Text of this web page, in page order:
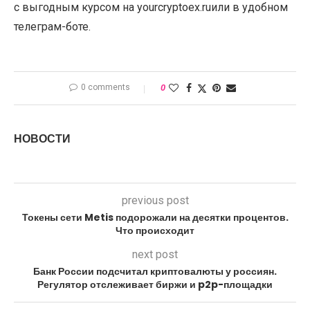
с выгодным курсом на yourcryptoex.ruили в удобном
телеграм-боте.
0 comments 0
НОВОСТИ
previous post
Токены сети Metis подорожали на десятки процентов.
Что происходит
next post
Банк России подсчитал криптовалюты у россиян.
Регулятор отслеживает биржи и p2p-площадки